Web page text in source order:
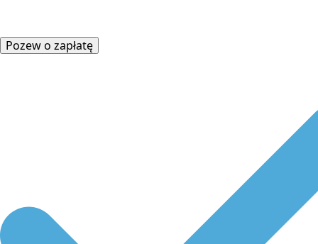
Pozew o zapłatę